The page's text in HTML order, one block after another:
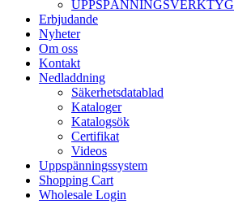
UPPSPÄNNINGSVERKTYG
Erbjudande
Nyheter
Om oss
Kontakt
Nedladdning
Säkerhetsdatablad
Kataloger
Katalogsök
Certifikat
Videos
Uppspänningssystem
Shopping Cart
Wholesale Login